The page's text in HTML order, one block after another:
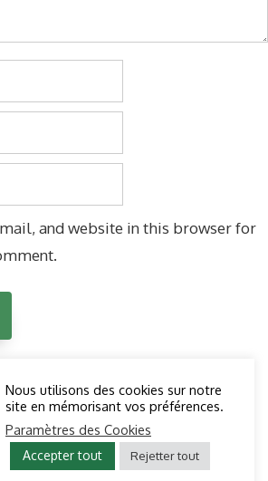
and website in this browser for
de vos données personnelles
Mentions Légales & CGU
© 2026 AlloExcel
Nous utilisons des cookies sur notre
site en mémorisant vos préférences.
Paramètres des Cookies
Accepter tout Rejetter tout